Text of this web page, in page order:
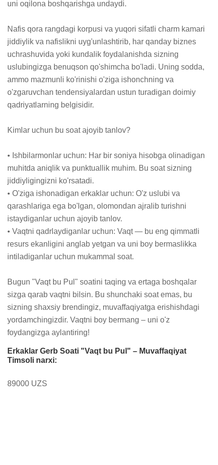
uni oqilona boshqarishga undaydi.
Nafis qora rangdagi korpusi va yuqori sifatli charm kamari
jiddiylik va nafislikni uyg'unlashtirib, har qanday biznes
uchrashuvida yoki kundalik foydalanishda sizning
uslubingizga benuqson qo'shimcha bo'ladi. Uning sodda,
ammo mazmunli ko'rinishi o'ziga ishonchning va
o'zgaruvchan tendensiyalardan ustun turadigan doimiy
qadriyatlarning belgisidir.
Kimlar uchun bu soat ajoyib tanlov?
• Ishbilarmonlar uchun: Har bir soniya hisobga olinadigan
muhitda aniqlik va punktuallik muhim. Bu soat sizning
jiddiyligingizni ko'rsatadi.
• O'ziga ishonadigan erkaklar uchun: O'z uslubi va
qarashlariga ega bo'lgan, olomondan ajralib turishni
istaydiganlar uchun ajoyib tanlov.
• Vaqtni qadrlaydiganlar uchun: Vaqt — bu eng qimmatli
resurs ekanligini anglab yetgan va uni boy bermaslikka
intiladiganlar uchun mukammal soat.
Bugun "Vaqt bu Pul" soatini taqing va ertaga boshqalar
sizga qarab vaqtni bilsin. Bu shunchaki soat emas, bu
sizning shaxsiy brendingiz, muvaffaqiyatga erishishdagi
yordamchingizdir. Vaqtni boy bermang – uni o'z
foydangizga aylantiring!
Erkaklar Gerb Soati "Vaqt bu Pul" – Muvaffaqiyat
Timsoli narxi:
89000 UZS